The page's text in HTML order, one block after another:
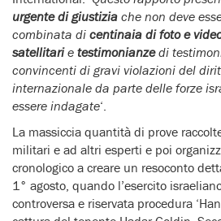
urgente di giustizia che non deve
combinata di centinaia di foto e
satellitarie testimonianzedi
convincenti di gravi violazioni del
internazionale da parte delle forze
essere indagate‘.
La massiccia quantità di prove
militari e ad altri esperti e poi
cronologico a creare un resoconto
1° agosto, quando l’esercito
controversa e riservata procedura